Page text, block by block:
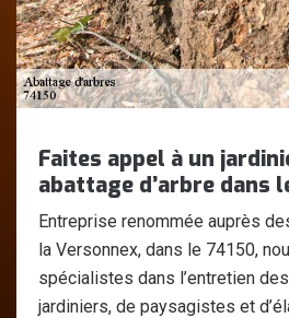
Faites appel à un
abattage d’arbre dans
Entreprise renommée auprès
la Versonnex, dans le 74150,
spécialistes dans l’entretien
jardiniers, de paysagistes et